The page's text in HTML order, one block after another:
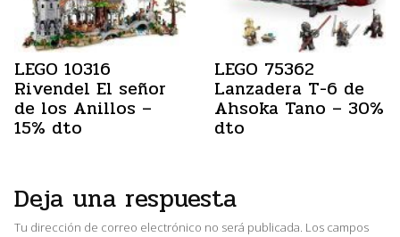
LEGO 10316
Rivendel El señor
de los Anillos –
15% dto
LEGO 75362
Lanzadera T-6 de
Ahsoka Tano – 30%
dto
Deja una respuesta
Tu dirección de correo electrónico no será publicada. Los campos